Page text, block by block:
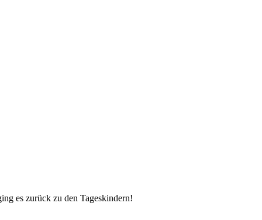
es zurück zu den Tageskindern!